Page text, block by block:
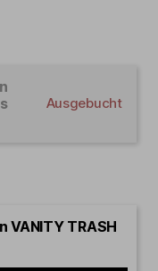
Ausgebucht
VANITY TRASH